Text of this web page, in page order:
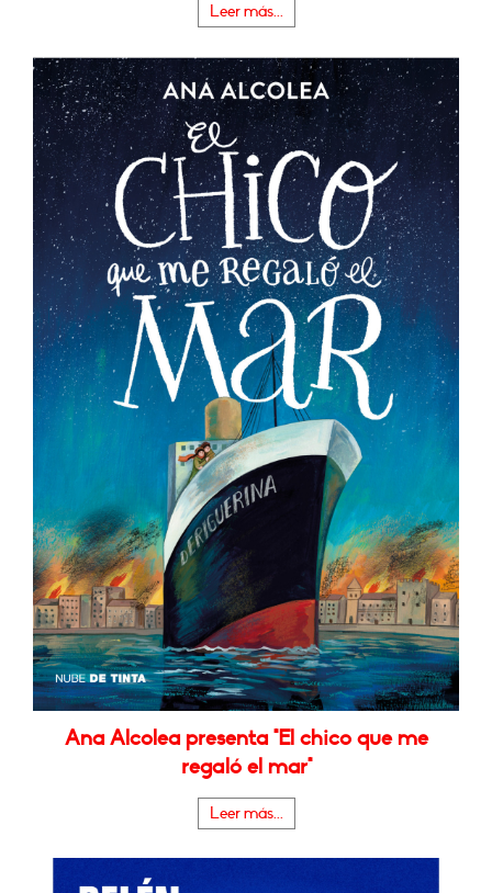
Leer más...
Ana Alcolea presenta "El chico que me
regaló el mar"
Leer más...